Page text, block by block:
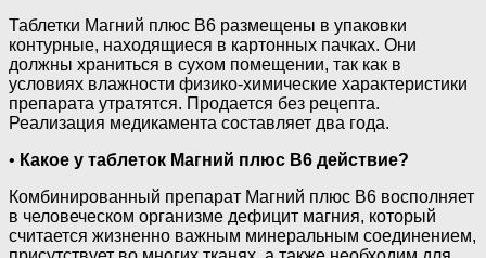
Таблетки Магний плюс В6 размещены в упаковки
контурные, находящиеся в картонных пачках. Они
должны храниться в сухом помещении, так как в
условиях влажности физико-химические характеристики
препарата утратятся. Продается без рецепта.
Реализация медикамента составляет два года.
• Какое у таблеток Магний плюс В6 действие?
Комбинированный препарат Магний плюс В6 восполняет
в человеческом организме дефицит магния, который
считается жизненно важным минеральным соединением,